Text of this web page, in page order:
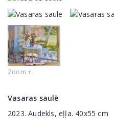
Zoom +
Vasaras saulē
2023. Audekls, eļļa. 40x55 cm